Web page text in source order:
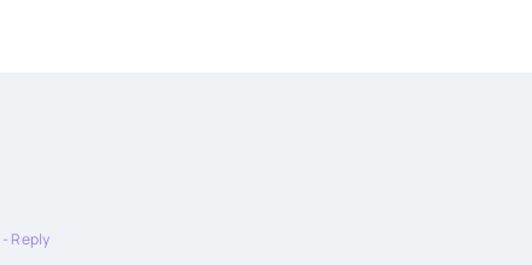
- Reply